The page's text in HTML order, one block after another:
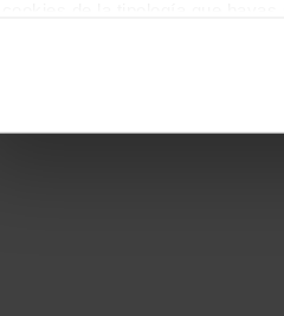
personalización, porque
Las cookies necesarias son
“Gestor de cookies”, que